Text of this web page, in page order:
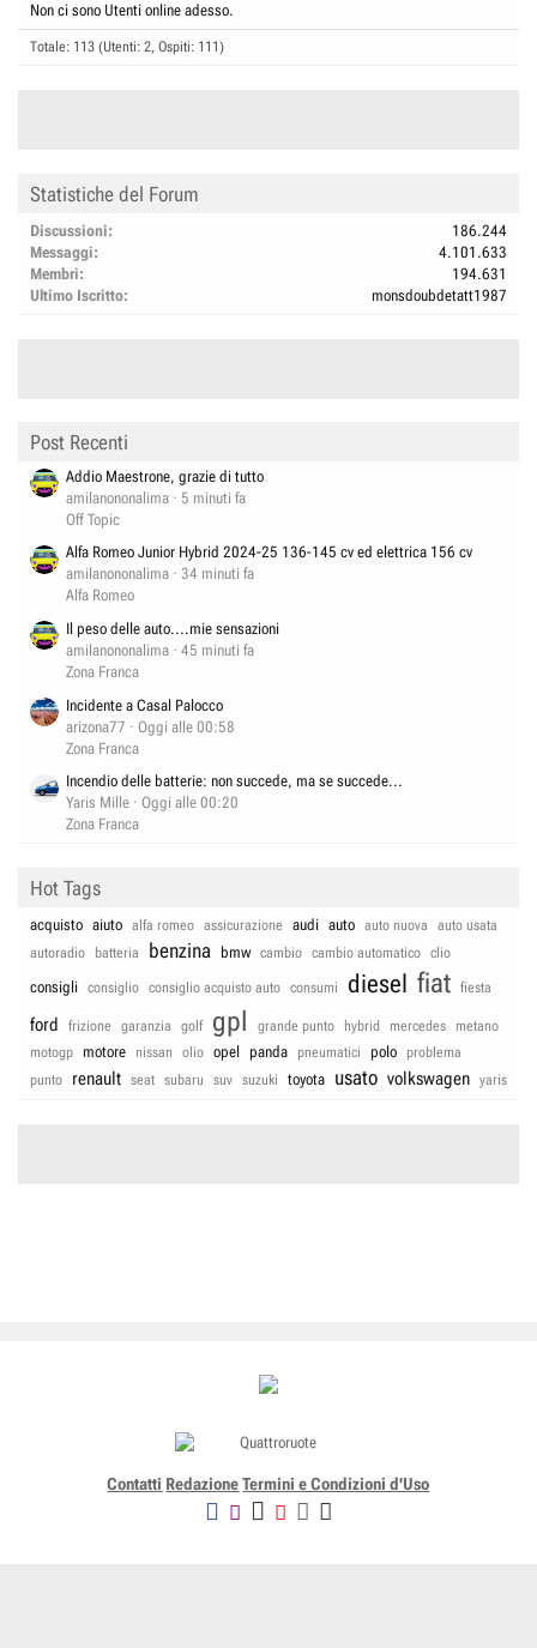
Non ci sono Utenti online adesso.
Totale: 113 (Utenti: 2, Ospiti: 111)
Statistiche del Forum
Discussioni
186.244
Messaggi
4.101.633
Membri
194.631
Ultimo Iscritto
monsdoubdetatt1987
Post Recenti
Addio Maestrone, grazie di tutto
amilanononalima
5 minuti fa
Off Topic
Alfa Romeo Junior Hybrid 2024-25 136-145 cv ed elettrica 156 cv
amilanononalima
34 minuti fa
Alfa Romeo
Il peso delle auto....mie sensazioni
amilanononalima
45 minuti fa
Zona Franca
Incidente a Casal Palocco
arizona77
Oggi alle 00:58
Zona Franca
Incendio delle batterie: non succede, ma se succede...
Yaris Mille
Oggi alle 00:20
Zona Franca
Hot Tags
acquisto aiuto alfa romeo assicurazione audi auto auto nuova
auto usata
autoradio
batteria benzina bmw cambio cambio automatico clio
consigli consiglio consiglio acquisto auto consumi diesel fiat fiesta
ford frizione garanzia golf gpl grande punto hybrid mercedes
metano
motogp
motore nissan olio opel panda pneumatici polo
problema
punto
renault seat subaru suv suzuki toyota usato volkswagen yaris
Contatti Redazione Termini e Condizioni d'Uso